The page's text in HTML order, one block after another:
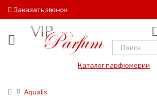
Заказать звонок
Каталог парфюмерии
Aqualis